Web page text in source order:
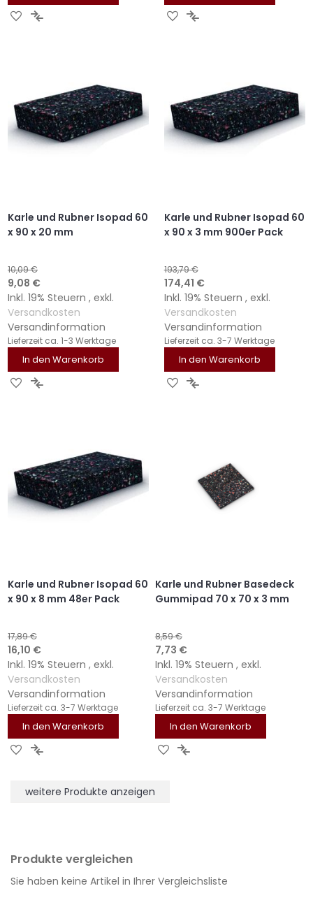
ZURZUR
ZURZUR
Karle und Rubner Isopad 60
x 90 x 20 mm
10,09 €
Sonderangebot
9,08 €
Inkl. 19% Steuern , exkl.
Versandkosten
Versandinformation
Lieferzeit ca. 1-3 Werktage
In den Warenkorb
ZURZUR
Karle und Rubner Isopad 60
x 90 x 3 mm 900er Pack
193,79 €
Sonderangebot
174,41 €
Inkl. 19% Steuern , exkl.
Versandkosten
Versandinformation
Lieferzeit ca. 3-7 Werktage
In den Warenkorb
ZURZUR
Karle und Rubner Isopad 60
x 90 x 8 mm 48er Pack
17,89 €
Sonderangebot
16,10 €
Inkl. 19% Steuern , exkl.
Versandkosten
Versandinformation
Lieferzeit ca. 3-7 Werktage
In den Warenkorb
ZUR
HINZUFÜGEN
ZUR
HINZUFÜGEN
Karle und Rubner Basedeck
Gummipad 70 x 70 x 3 mm
8,59 €
Sonderangebot
7,73 €
Inkl. 19% Steuern , exkl.
Versandkosten
Versandinformation
Lieferzeit ca. 3-7 Werktage
In den Warenkorb
ZURZUR
weitere Produkte anzeigen
Produkte vergleichen
Sie haben keine Artikel in Ihrer Vergleichsliste